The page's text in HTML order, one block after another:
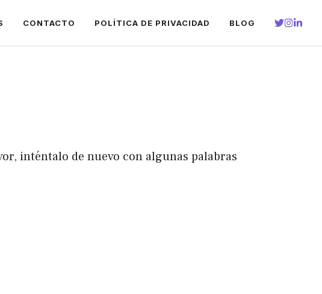
CONTACTO POLÍTICA DE PRIVACIDAD BLOG
inténtalo de nuevo con algunas palabras